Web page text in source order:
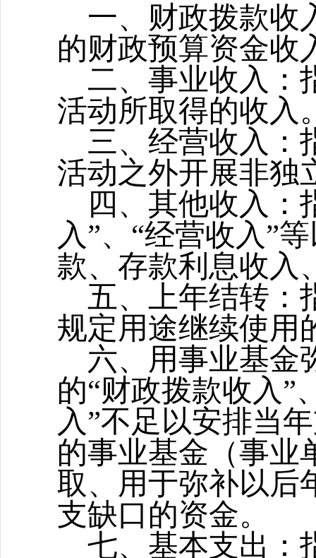
一、财政拨款收
的财政预算资金收
二、事业收入：
活动所取得的收入
三、经营收入：
活动之外开展非独
四 、 其他收入：
入”、“经营收入”
款、存款利息收入
五、上年结转：
规定用途继续使用
六、用事业基金
的“财政拨款收入”
入”不足以安排当
的事业基金（事业
取、用于弥补以后
支缺口的资金。
七、 基本支出 ：